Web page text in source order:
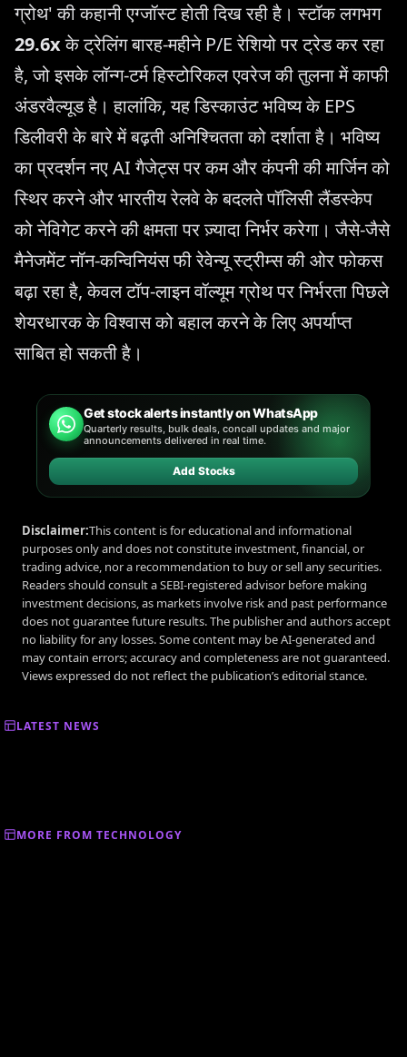
ग्रोथ' की कहानी एग्जॉस्ट होती दिख रही है। स्टॉक लगभग
29.6xके ट्रेलिंग बारह-महीने P/E रेशियो पर ट्रेड कर रहा
है, जो इसके लॉन्ग-टर्म हिस्टोरिकल एवरेज की तुलना में काफी
अंडरवैल्यूड है। हालांकि, यह डिस्काउंट भविष्य के EPS
डिलीवरी के बारे में बढ़ती अनिश्चितता को दर्शाता है। भविष्य
का प्रदर्शन नए AI गैजेट्स पर कम और कंपनी की मार्जिन को
स्थिर करने और भारतीय रेलवे के बदलते पॉलिसी लैंडस्केप
को नेविगेट करने की क्षमता पर ज़्यादा निर्भर करेगा। जैसे-जैसे
मैनेजमेंट नॉन-कन्विनियंस फी रेवेन्यू स्ट्रीम्स की ओर फोकस
बढ़ा रहा है, केवल टॉप-लाइन वॉल्यूम ग्रोथ पर निर्भरता पिछले
शेयरधारक के विश्वास को बहाल करने के लिए अपर्याप्त
साबित हो सकती है।
Get stock alerts instantly on WhatsApp
Quarterly results, bulk deals, concall updates and major
announcements delivered in real time.
Add Stocks
Disclaimer:This content is for educational and informational
purposes only and does not constitute investment, financial, or
trading advice, nor a recommendation to buy or sell any securities.
Readers should consult a SEBI-registered advisor before making
investment decisions, as markets involve risk and past performance
does not guarantee future results. The publisher and authors accept
no liability for any losses. Some content may be AI-generated and
may contain errors; accuracy and completeness are not guaranteed.
Views expressed do not reflect the publication’s editorial stance.
LATEST NEWS
MORE FROM TECHNOLOGY